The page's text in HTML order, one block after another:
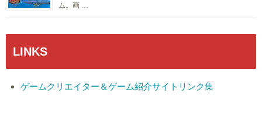
ム。画 …
LINKS
ゲームクリエイター＆ゲーム紹介サイトリンク集